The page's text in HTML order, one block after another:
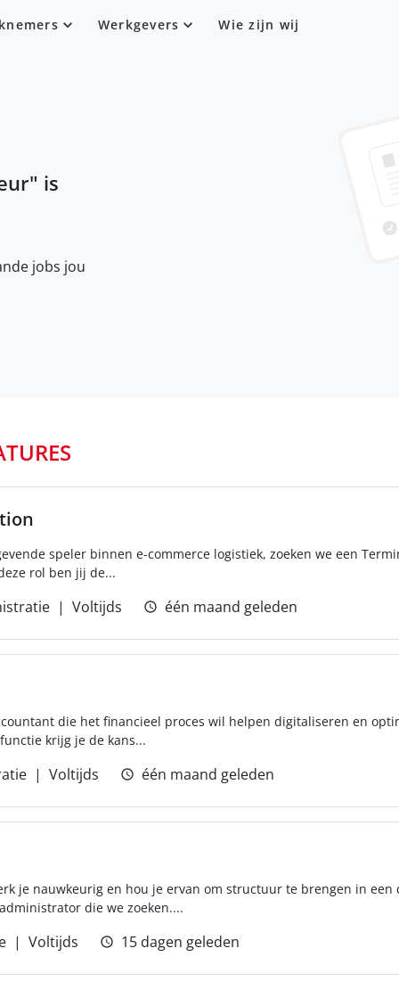
Werkgevers Wie zijn wij
" is
jobs jou
speler binnen e-commerce logistiek, zoeken we een
rol ben jij de...
Voltijds één maand geleden
die het financieel proces wil helpen digitaliseren en
krijg je de kans...
Voltijds één maand geleden
je nauwkeurig en hou je ervan om structuur te brengen in een
die we zoeken....
Voltijds 15 dagen geleden